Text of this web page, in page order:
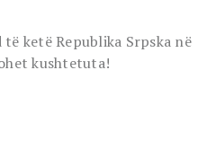
ketë Republika Srpska në
kushtetuta!